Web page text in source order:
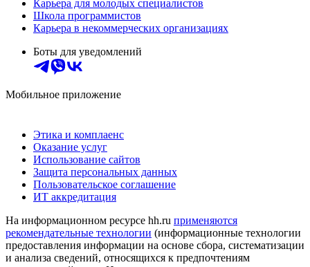
Карьера для молодых специалистов
Школа программистов
Карьера в некоммерческих организациях
Боты для уведомлений
Мобильное приложение
Этика и комплаенс
Оказание услуг
Использование сайтов
Защита персональных данных
Пользовательское соглашение
ИТ аккредитация
На информационном ресурсе hh.ru применяются
рекомендательные технологии (информационные технологии
предоставления информации на основе сбора, систематизации
и анализа сведений, относящихся к предпочтениям